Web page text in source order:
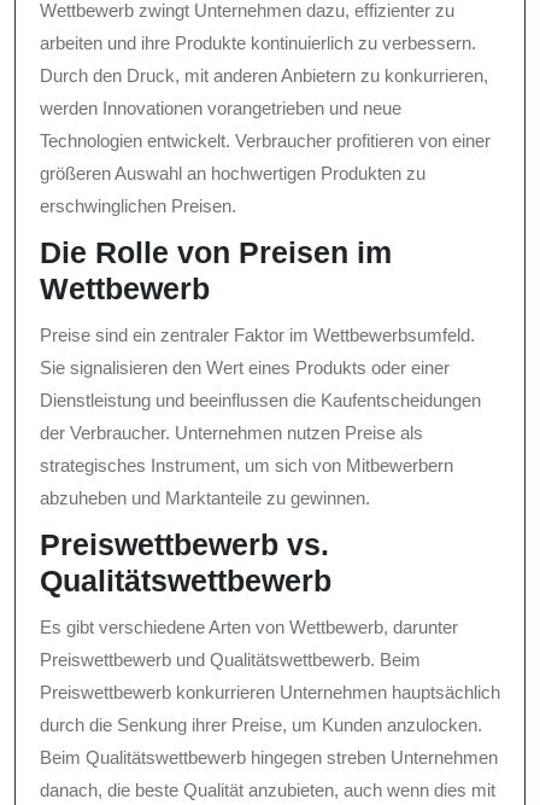
Wettbewerb zwingt Unternehmen dazu, effizienter zu
arbeiten und ihre Produkte kontinuierlich zu verbessern.
Durch den Druck, mit anderen Anbietern zu konkurrieren,
werden Innovationen vorangetrieben und neue
Technologien entwickelt. Verbraucher profitieren von einer
größeren Auswahl an hochwertigen Produkten zu
erschwinglichen Preisen.
Die Rolle von Preisen im
Wettbewerb
Preise sind ein zentraler Faktor im Wettbewerbsumfeld.
Sie signalisieren den Wert eines Produkts oder einer
Dienstleistung und beeinflussen die Kaufentscheidungen
der Verbraucher. Unternehmen nutzen Preise als
strategisches Instrument, um sich von Mitbewerbern
abzuheben und Marktanteile zu gewinnen.
Preiswettbewerb vs.
Qualitätswettbewerb
Es gibt verschiedene Arten von Wettbewerb, darunter
Preiswettbewerb und Qualitätswettbewerb. Beim
Preiswettbewerb konkurrieren Unternehmen hauptsächlich
durch die Senkung ihrer Preise, um Kunden anzulocken.
Beim Qualitätswettbewerb hingegen streben Unternehmen
danach, die beste Qualität anzubieten, auch wenn dies mit